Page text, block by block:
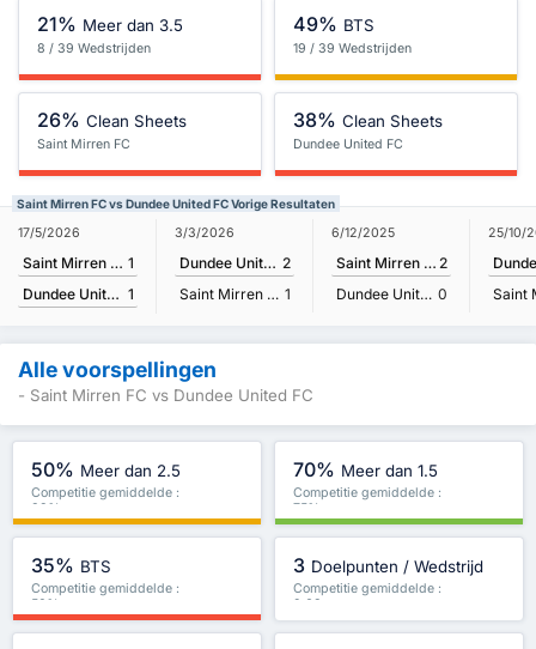
21% Meer dan 3.5
8 / 39 Wedstrijden
49% BTS
19 / 39 Wedstrijden
26% Clean Sheets
Saint Mirren FC
38% Clean Sheets
Dundee United FC
Saint Mirren FC vs Dundee United FC Vorige Resultaten
17/5/2026
Saint Mirren FC 1
Dundee United FC 1
3/3/2026
Dundee United FC 2
Saint Mirren FC 1
6/12/2025
Saint Mirren FC 2
Dundee United FC 0
25/10/
Alle voorspellingen
- Saint Mirren FC vs Dundee United FC
50% Meer dan 2.5
Competitie gemiddelde :
38%
70% Meer dan 1.5
Competitie gemiddelde :
75%
35% BTS
Competitie gemiddelde :
50%
3 Doelpunten / Wedstrijd
Competitie gemiddelde :
2.63